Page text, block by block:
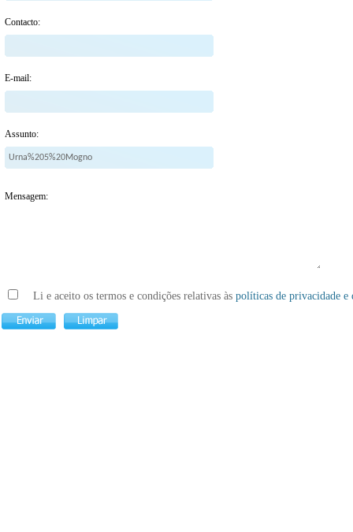
Contacto:
E-mail:
Assunto:
Mensagem:
Li e aceito os termos e condições relativas às políticas de privacidade e